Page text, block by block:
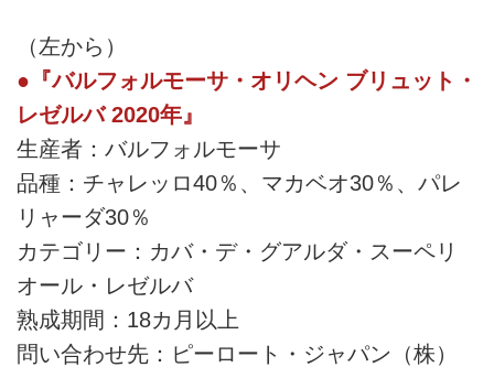
（左から）
●『バルフォルモーサ・オリヘン ブリュット・
レゼルバ 2020年』
生産者：バルフォルモーサ
品種：チャレッロ40％、マカベオ30％、パレ
リャーダ30％
カテゴリー：カバ・デ・グアルダ・スーペリ
オール・レゼルバ
熟成期間：18カ月以上
問い合わせ先：ピーロート・ジャパン（株）